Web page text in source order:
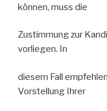
können, muss die
Zustimmung zur
vorliegen. In
diesem Fall
Vorstellung Ihrer